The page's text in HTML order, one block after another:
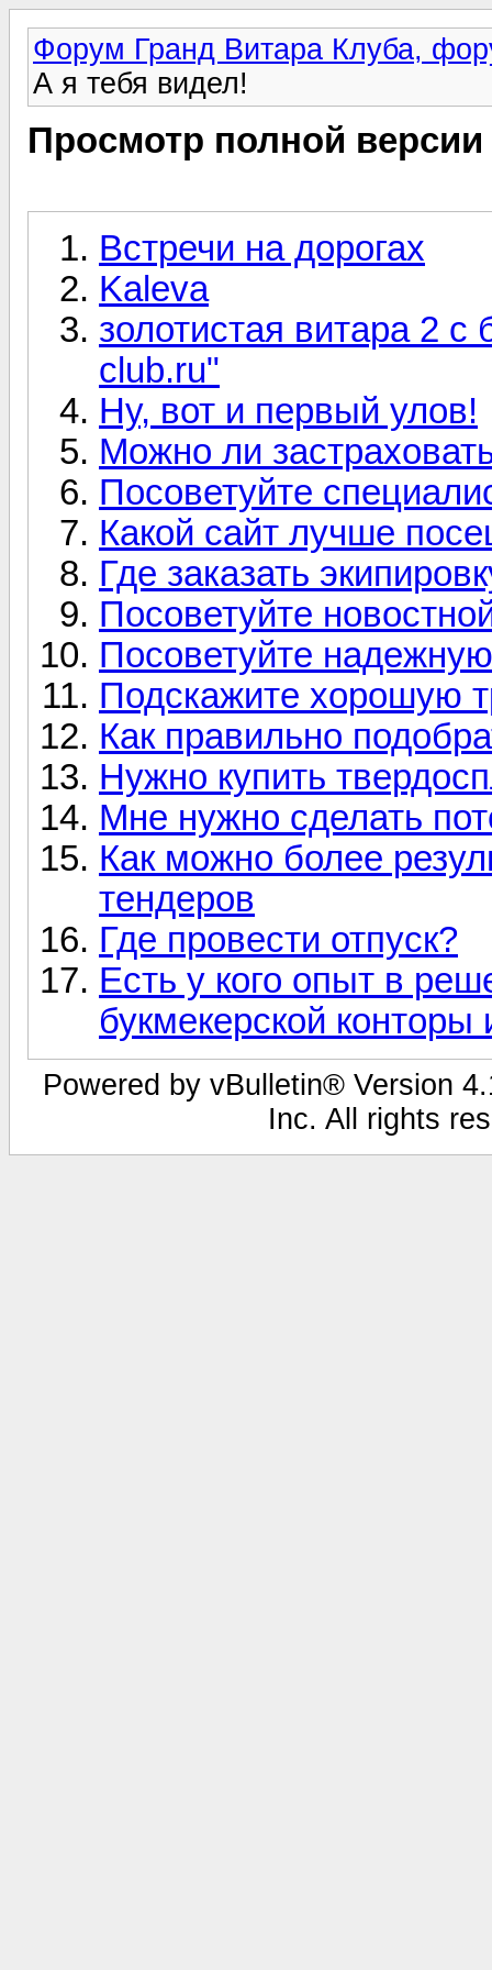
Форум Гранд Витара Клуба,
А я тебя видел!
Просмотр полной
Встречи на дорогах
Kaleva
золотистая витара 2
club.ru"
Ну, вот и первый улов!
Можно ли
Посоветуйте
Какой сайт лучше
Где заказать
Посоветуйте
Посоветуйте
Подскажите хорошую
Как правильно
Нужно купить
Мне нужно сделать
Как можно более
тендеров
Где провести отпуск?
Есть у кого опыт в
букмекерской
Powered by vBulletin® Version
Inc. All rights